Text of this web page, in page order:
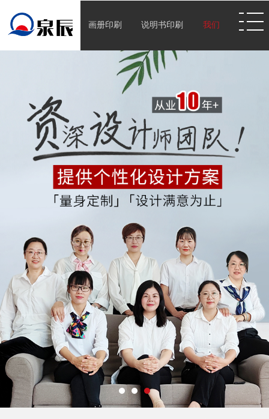
画册印刷 说明书印刷 我们